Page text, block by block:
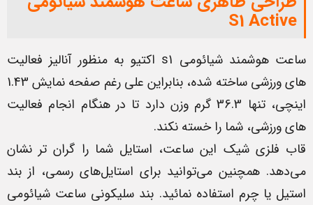
S1 Active
ساعت هوشمند شیائومی s1 اکتیو به منظور آنالیز فعالیت
های ورزشی ساخته شده، بنابراین علی رغم صفحه نمایش 1.43
اینچی، تنها 36.3 گرم وزن دارد تا در هنگام انجام فعالیت
های ورزشی، شما را خسته نکند.
قاب فلزی شیک این ساعت، استایل شما را گران تر نشان
می‌دهد. همچنین می‌توانید برای استایل‌های رسمی، از بند
استیل یا چرم استفاده نمائید. بند سلیکونی ساعت شیائومی